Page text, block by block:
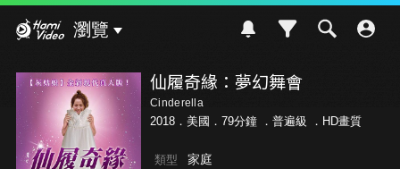
瀏覽
仙履奇緣：夢幻舞會
Cinderella
2018．美國．79分鐘 ． 普遍級 ．HD畫質
類型 家庭